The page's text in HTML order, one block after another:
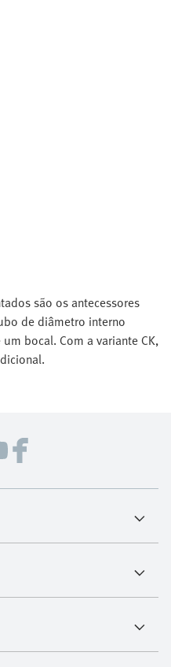
são os antecessores
de diâmetro interno
bocal. Com a variante CK,